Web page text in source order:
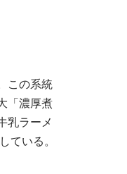
この系統
「濃厚煮
乳ラーメ
ている。